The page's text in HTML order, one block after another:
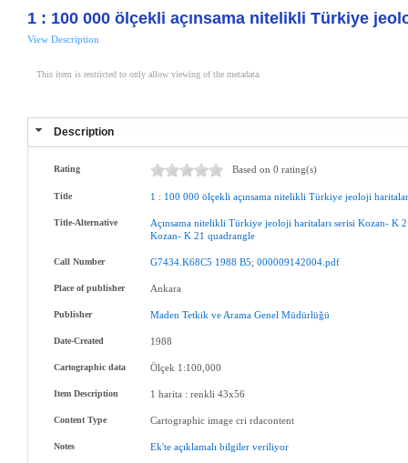
1 : 100 000 ölçekli açınsama nitelikli Türkiye
View Description
This item is restricted to only allow viewing of the metadata.
Description
Rating Based on 0 rating(s)
Title 1 : 100 000 ölçekli açınsama nitelikli Türkiye jeoloji
Title-Alternative Açınsama nitelikli Türkiye jeoloji haritaları serisi Kozan- K
Kozan- K 21 quadrangle
Call Number G7434.K68C5 1988 B5;000009142004.pdf
Place of publisher Ankara
Publisher Maden Tetkik ve Arama Genel Müdürlüğü
Date-Created 1988
Cartographic data Ölçek 1:100,000
Item Description 1 harita : renkli 43x56
Content Type Cartographic image cri rdacontent
Notes Ek'te açıklamalı bilgiler veriliyor